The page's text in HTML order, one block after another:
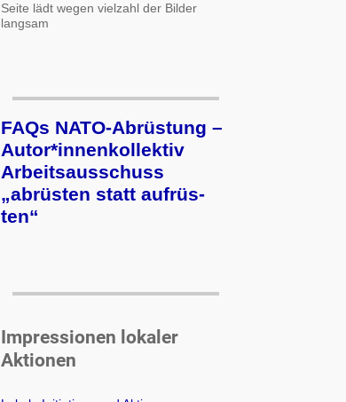
Seite lädt wegen vielzahl der Bilder
langsam
FAQs NATO-Abrüstung –
Autor*innenkollektiv
Arbeits­aus­schuss
„ab­rüs­ten statt auf­rüs­
ten“
Impressionen lokaler
Aktionen